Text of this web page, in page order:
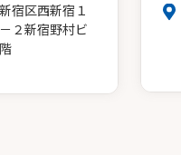
宿区西新宿１
２新宿野村ビ